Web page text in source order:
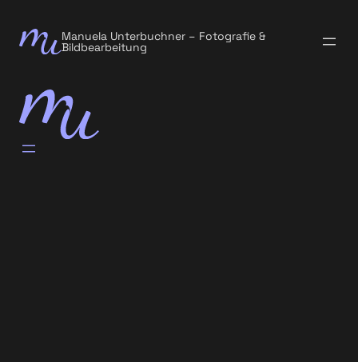
Manuela Unterbuchner – Fotografie &
Bildbearbeitung